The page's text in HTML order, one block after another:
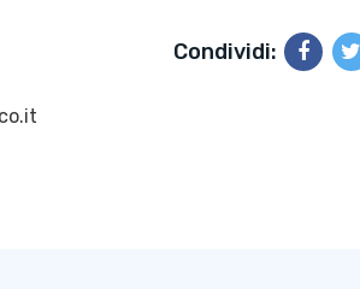
Condividi: